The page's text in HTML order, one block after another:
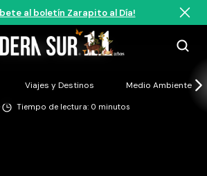
al boletín Zarapito al Día!
Viajes y Destinos Medio Ambiente
©César Villaroel
Tiempo de lectura: 0 minutos